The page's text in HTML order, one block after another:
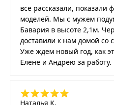
все рассказали, показали
моделей. Мы с мужем
Бавария в высоте 2,1м.
доставили к нам домой со
Уже ждем новый год, как
Елене и Андрею за работу.
Наталья К.